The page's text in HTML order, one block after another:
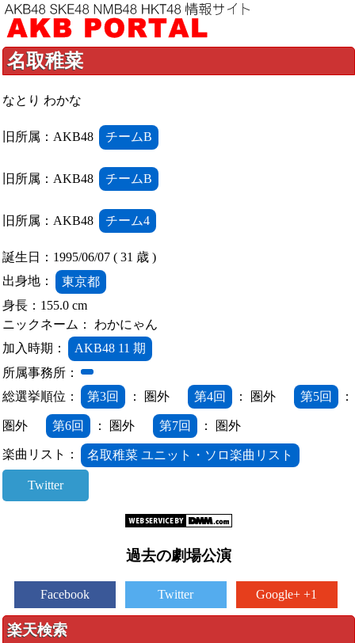
名取稚菜
なとり わかな
旧所属：AKB48 チームB
旧所属：AKB48 チームB
旧所属：AKB48 チーム4
誕生日：1995/06/07 ( 31 歳 )
出身地：
東京都
身長：155.0 cm
ニックネーム： わかにゃん
加入時期：
AKB48 11 期
所属事務所：
総選挙順位：
第3回 ： 圏外 第4回 ： 圏外 第5回 ：
圏外 第6回 ： 圏外 第7回 ： 圏外
楽曲リスト： 名取稚菜 ユニット・ソロ楽曲リスト
Twitter
過去の劇場公演
Facebook Twitter Google+ +1
楽天検索